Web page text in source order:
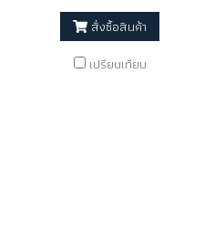
สั่งซื้อสินค้า
เปรียบเทียบ